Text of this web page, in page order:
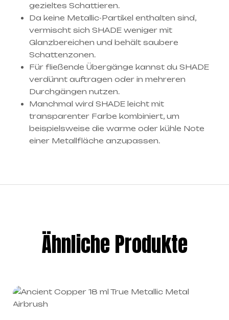
gezieltes Schattieren.
Da keine Metallic-Partikel enthalten sind,
vermischt sich SHADE weniger mit
Glanzbereichen und behält saubere
Schattenzonen.
Für fließende Übergänge kannst du SHADE
verdünnt auftragen oder in mehreren
Durchgängen nutzen.
Manchmal wird SHADE leicht mit
transparenter Farbe kombiniert, um
beispielsweise die warme oder kühle Note
einer Metallfläche anzupassen.
Ähnliche Produkte